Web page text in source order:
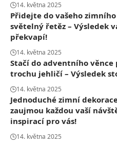
14. května 2025
Přidejte do vašeho
světelný řetěz – Výsledek
překvapí!
14. května 2025
Stačí do adventního věnce
trochu jehličí – Výsledek
14. května 2025
Jednoduché zimní
zaujmou každou vaší
inspirací pro vás!
14. května 2025